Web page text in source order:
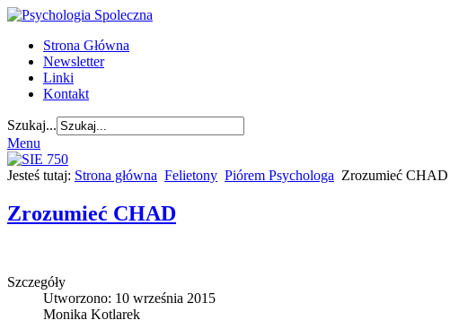
Strona Główna
Newsletter
Linki
Kontakt
Szukaj...
Menu
Jesteś tutaj: Strona główna Felietony Piórem Psychologa Zrozumieć CHAD
Zrozumieć CHAD
Szczegóły
Utworzono: 10 września 2015
Monika Kotlarek